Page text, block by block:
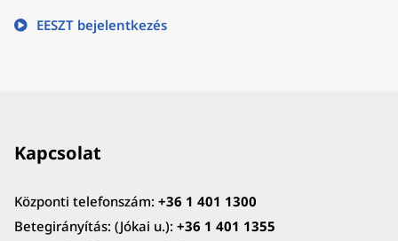
EESZT bejelentkezés
Kapcsolat
Központi telefonszám: +36 1 401 1300
Betegirányítás: (Jókai u.): +36 1 401 1355